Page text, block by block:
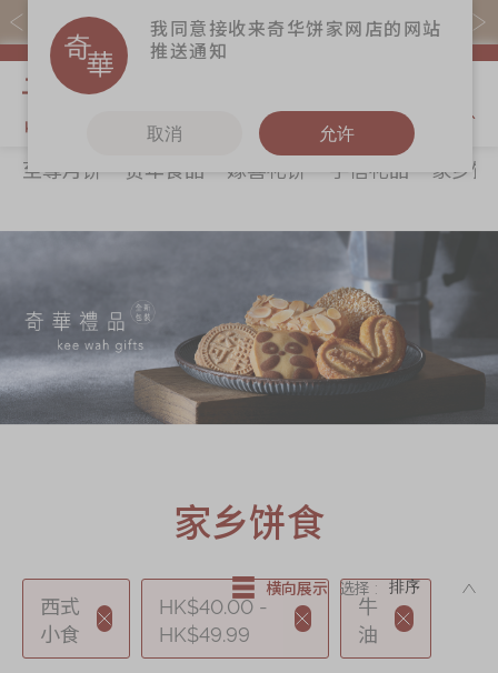
易赏钱会员凭推广码购买现货产品可赚易赏钱($5=1分)
关于奇华
商务销售
嫁喜须知
奇华网志
奇华饼食
嫁喜礼饼
手信礼品
家乡饼食
时令食品
迪士尼系列
奇华LINE
FRIENDS礼盒
所有产品
产品价目表
更多
奇华工作坊
奇华茶室
联络奇华
加入奇华
至尊月饼 贺年食品 嫁喜礼饼 手信礼品
家乡饼
家乡饼食
西式
小食
HK$40.00 -
HK$49.99
牛
油
横向展示 选择 :
我同意接收来奇华饼家网店的网站
推送通知
取消 允许